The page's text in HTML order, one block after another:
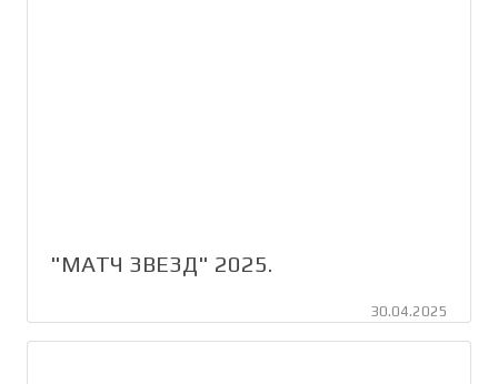
"МАТЧ ЗВЕЗД" 2025.
30.04.2025